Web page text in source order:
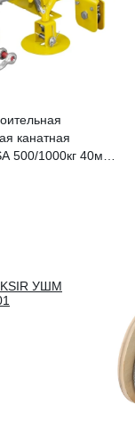
канатная
500/1000кг 40м
корпус)